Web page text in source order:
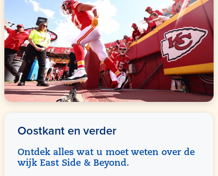
Oostkant en verder
Ontdek alles wat u moet weten over de
wijk East Side & Beyond.